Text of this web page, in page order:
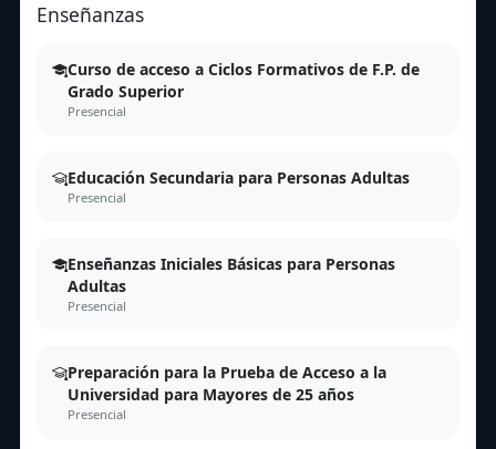
Enseñanzas
Curso de acceso a Ciclos Formativos de F.P. de
Grado Superior
Presencial
Educación Secundaria para Personas Adultas
Presencial
Enseñanzas Iniciales Básicas para Personas
Adultas
Presencial
Preparación para la Prueba de Acceso a la
Universidad para Mayores de 25 años
Presencial